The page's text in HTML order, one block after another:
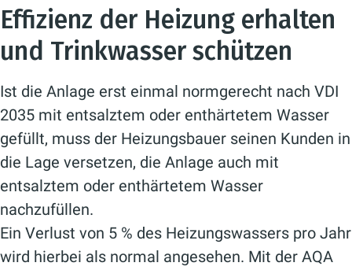
Effizienz der Heizung erhalten
und Trinkwasser schützen
Ist die Anlage erst einmal normgerecht nach VDI
2035 mit entsalztem oder enthärtetem Wasser
gefüllt, muss der Heizungsbauer seinen Kunden in
die Lage versetzen, die Anlage auch mit
entsalztem oder enthärtetem Wasser
nachzufüllen.
Ein Verlust von 5 % des Heizungswassers pro Jahr
wird hierbei als normal angesehen. Mit der AQA